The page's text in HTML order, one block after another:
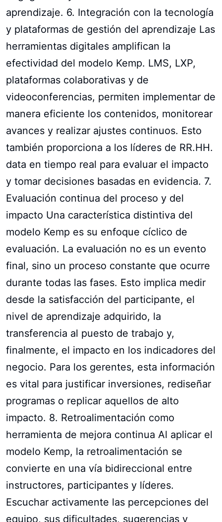
aprendizaje. 6. Integración con la tecnología
y plataformas de gestión del aprendizaje Las
herramientas digitales amplifican la
efectividad del modelo Kemp. LMS, LXP,
plataformas colaborativas y de
videoconferencias, permiten implementar de
manera eficiente los contenidos, monitorear
avances y realizar ajustes continuos. Esto
también proporciona a los líderes de RR.HH.
data en tiempo real para evaluar el impacto
y tomar decisiones basadas en evidencia. 7.
Evaluación continua del proceso y del
impacto Una característica distintiva del
modelo Kemp es su enfoque cíclico de
evaluación. La evaluación no es un evento
final, sino un proceso constante que ocurre
durante todas las fases. Esto implica medir
desde la satisfacción del participante, el
nivel de aprendizaje adquirido, la
transferencia al puesto de trabajo y,
finalmente, el impacto en los indicadores del
negocio. Para los gerentes, esta información
es vital para justificar inversiones, rediseñar
programas o replicar aquellos de alto
impacto. 8. Retroalimentación como
herramienta de mejora continua Al aplicar el
modelo Kemp, la retroalimentación se
convierte en una vía bidireccional entre
instructores, participantes y líderes.
Escuchar activamente las percepciones del
equipo, sus dificultades, sugerencias y